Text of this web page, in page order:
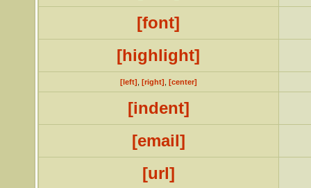
[font]
[highlight]
[left] [right] [center]
[indent]
[email]
[url]